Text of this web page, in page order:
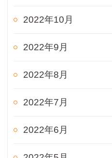
2022年10月
2022年9月
2022年8月
2022年7月
2022年6月